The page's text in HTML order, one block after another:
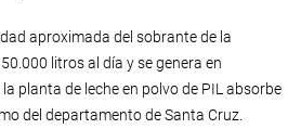
aproximada del sobrante de la
litros al día y se genera en
planta de leche en polvo de PIL absorbe
del departamento de Santa Cruz.